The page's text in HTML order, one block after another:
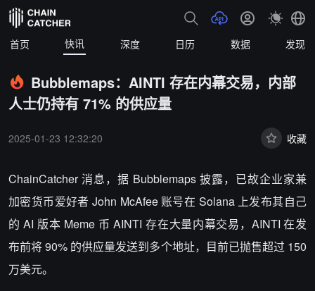
首页 快讯 深度 日历 数据 发现
Bubblemaps：AINTI 存在内幕交易，内部
人士仍持有 71% 的供应量
2025-01-23 12:32:20 收藏
ChainCatcher 消息， 据 Bubblemaps 披露，已故企业家兼
加密货币爱好者 John McAfee 账号在 Solana 上发布其自己
的 AI 版本 Meme 币 AINTI 存在大量内幕交易，AINTI 在发
布前将 90% 的供应量发送到多个地址，目前已抛售超过 150
万美元。